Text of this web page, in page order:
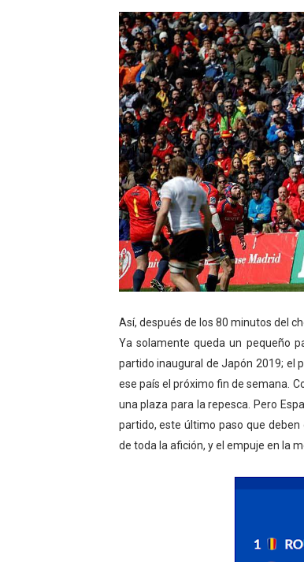
Así, después de los 80 minutos del
Ya solamente queda un pequeño
partido inaugural de Japón 2019; el
ese país el próximo fin de semana.
una plaza para la repesca. Pero
partido, este último paso que
de toda la afición, y el empuje en la